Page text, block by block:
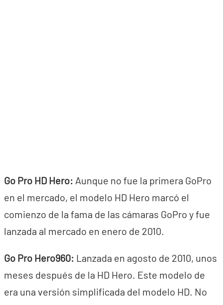
Go Pro HD Hero: Aunque no fue la primera GoPro
en el mercado, el modelo HD Hero marcó el
comienzo de la fama de las cámaras GoPro y fue
lanzada al mercado en enero de 2010.
Go Pro Hero960: Lanzada en agosto de 2010, unos
meses después de la HD Hero. Este modelo de
era una versión simplificada del modelo HD. No